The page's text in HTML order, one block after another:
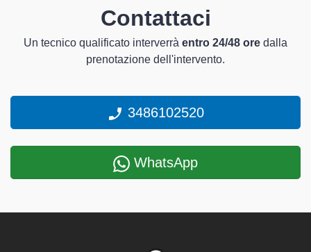
Contattaci
Un tecnico qualificato interverrà entro 24/48 ore dalla
prenotazione dell'intervento.
3486102520
WhatsApp